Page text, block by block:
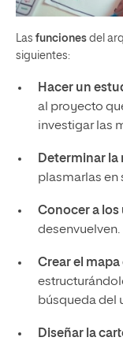
Las funciones del
siguientes:
Hacer un
al proyecto
investigar las
Determinar la
plasmarlas en
Conocer a los
desenvuelven.
Crear el
búsqueda del
Diseñar la